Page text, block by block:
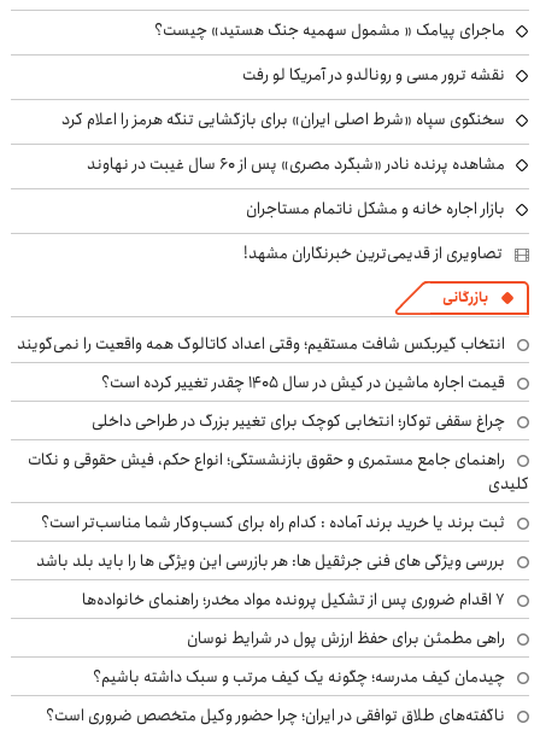
ماجرای پیامک « مشمول سهمیه جنگ هستید» چیست؟
نقشه ترور مسی و رونالدو در آمریکا لو رفت
سخنگوی سپاه «شرط اصلی ایران» برای بازگشایی تنگه هرمز را اعلام کرد
مشاهده پرنده نادر «شبگرد مصری» پس از ۶۰ سال غیبت در نهاوند
بازار اجاره خانه و مشکل ناتمام مستاجران
تصاویری از قدیمی‌ترین خبرنگاران مشهد!
بازرگانی
انتخاب گیربکس شافت مستقیم؛ وقتی اعداد کاتالوگ همه واقعیت را نمی‌گویند
قیمت اجاره ماشین در کیش در سال ۱۴۰۵ چقدر تغییر کرده است؟
چراغ سقفی توکار؛ انتخابی کوچک برای تغییر بزرگ در طراحی داخلی
راهنمای جامع مستمری و حقوق بازنشستگی؛ انواع حکم، فیش حقوقی و نکات
کلیدی
ثبت برند یا خرید برند آماده : کدام راه برای کسب‌وکار شما مناسب‌تر است؟
بررسی ویژگی های فنی جرثقیل ها: هر بازرسی این ویژگی ها را باید بلد باشد
۷ اقدام ضروری پس از تشکیل پرونده مواد مخدر؛ راهنمای خانواده‌ها
راهی مطمئن برای حفظ ارزش پول در شرایط نوسان
چیدمان کیف مدرسه؛ چگونه یک کیف مرتب و سبک داشته باشیم؟
ناگفته‌های طلاق توافقی در ایران؛ چرا حضور وکیل متخصص ضروری است؟